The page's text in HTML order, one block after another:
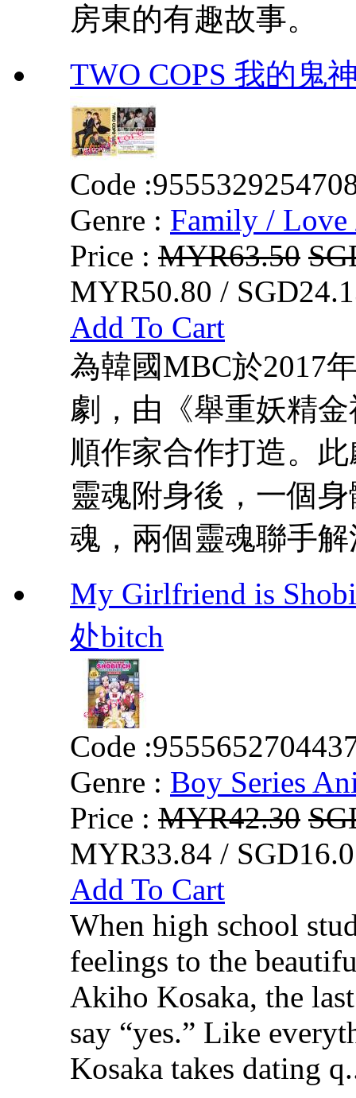
房東的有趣故事。
TWO COPS 我的鬼
Code :
Genre : Family / Love
Price : MYR63.50
MYR50.80 /
Add To Cart
為韓國MBC於2017
劇，由《舉重妖精
順作家合作打造。
靈魂附身後，一個
魂，兩個靈魂聯手
My Girlfriend is
处bitch
Code :
Genre : Boy Series
Price : MYR42.30
MYR33.84 /
Add To Cart
When high school
feelings to the
Akiho Kosaka, the
say “yes.” Like
Kosaka takes dating